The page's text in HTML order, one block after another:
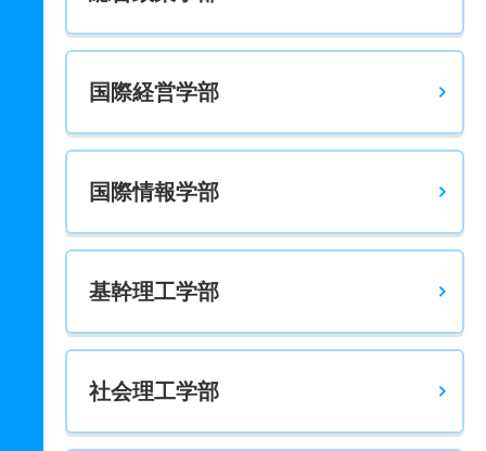
国際経営学部
国際情報学部
基幹理工学部
社会理工学部